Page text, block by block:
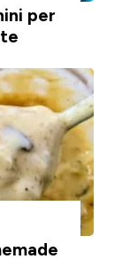
per